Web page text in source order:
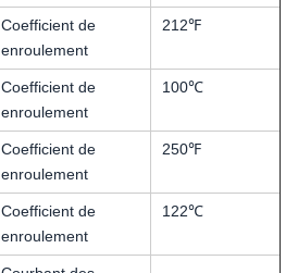
Coefficient de
enroulement
212℉
Coefficient de
enroulement
100℃
Coefficient de
enroulement
250℉
Coefficient de
enroulement
122℃